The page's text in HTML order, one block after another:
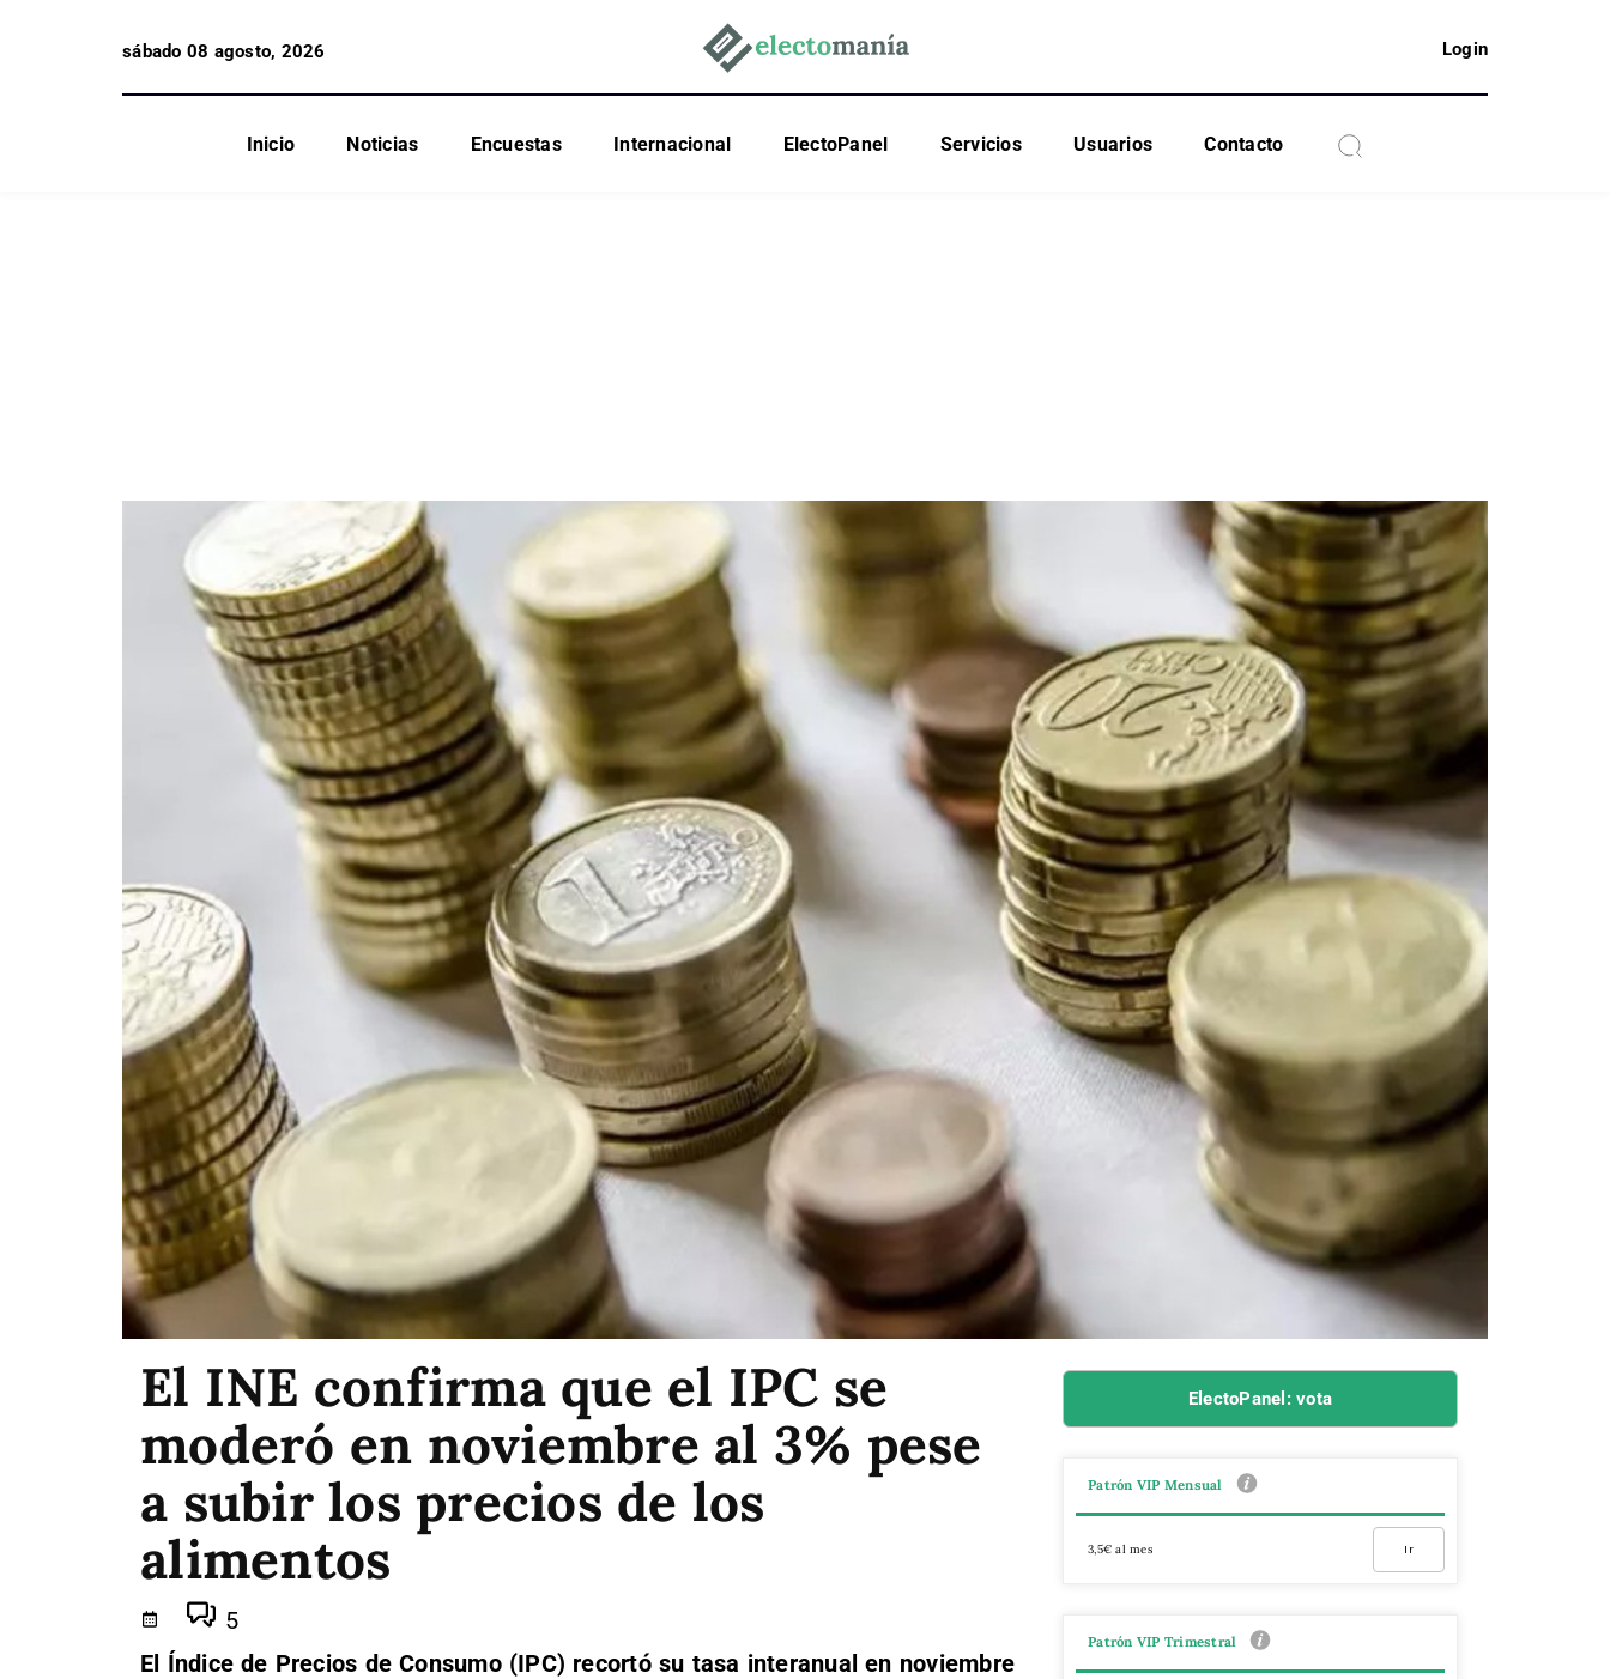
sábado 08 agosto, 2026 Login
Inicio Noticias Encuestas Internacional ElectoPanel Servicios Usuarios Contacto
El INE confirma que el IPC se
moderó en noviembre al 3% pese
a subir los precios de los
alimentos
5
El Índice de Precios de Consumo (IPC) recortó su tasa interanual en noviembre
ElectoPanel: vota
Patrón VIP Mensual
3,5€ al mes Ir
Patrón VIP Trimestral